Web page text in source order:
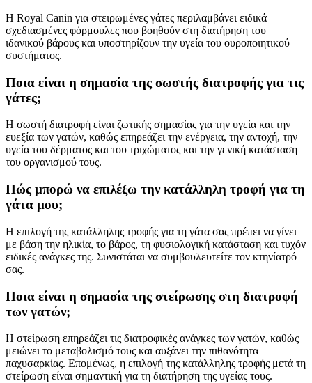
Η Royal Canin για στειρωμένες γάτες περιλαμβάνει ειδικά
σχεδιασμένες φόρμουλες που βοηθούν στη διατήρηση του
ιδανικού βάρους και υποστηρίζουν την υγεία του ουροποιητικού
συστήματος.
Ποια είναι η σημασία της σωστής διατροφής για τις
γάτες;
Η σωστή διατροφή είναι ζωτικής σημασίας για την υγεία και την
ευεξία των γατών, καθώς επηρεάζει την ενέργεια, την αντοχή, την
υγεία του δέρματος και του τριχώματος και την γενική κατάσταση
του οργανισμού τους.
Πώς μπορώ να επιλέξω την κατάλληλη τροφή για τη
γάτα μου;
Η επιλογή της κατάλληλης τροφής για τη γάτα σας πρέπει να γίνει
με βάση την ηλικία, το βάρος, τη φυσιολογική κατάσταση και τυχόν
ειδικές ανάγκες της. Συνιστάται να συμβουλευτείτε τον κτηνίατρό
σας.
Ποια είναι η σημασία της στείρωσης στη διατροφή
των γατών;
Η στείρωση επηρεάζει τις διατροφικές ανάγκες των γατών, καθώς
μειώνει το μεταβολισμό τους και αυξάνει την πιθανότητα
παχυσαρκίας. Επομένως, η επιλογή της κατάλληλης τροφής μετά τη
στείρωση είναι σημαντική για τη διατήρηση της υγείας τους.